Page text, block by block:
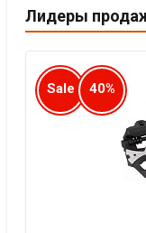
Лидеры
Sale 40%